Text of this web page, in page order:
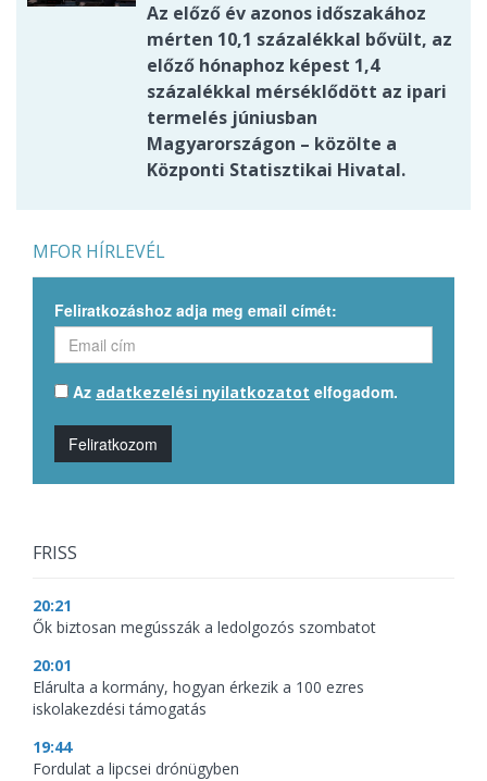
Az előző év azonos időszakához
mérten 10,1 százalékkal bővült, az
előző hónaphoz képest 1,4
százalékkal mérséklődött az ipari
termelés júniusban
Magyarországon – közölte a
Központi Statisztikai Hivatal.
MFOR HÍRLEVÉL
Feliratkozáshoz adja meg email címét:
Az adatkezelési nyilatkozatot elfogadom.
Feliratkozom
FRISS
20:21
Ők biztosan megússzák a ledolgozós szombatot
20:01
Elárulta a kormány, hogyan érkezik a 100 ezres
iskolakezdési támogatás
19:44
Fordulat a lipcsei drónügyben